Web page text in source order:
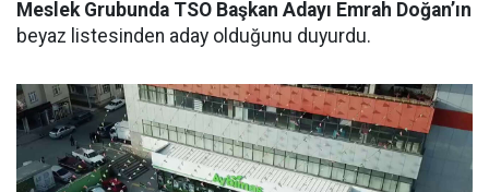
Meslek Grubunda TSO Başkan Adayı Emrah Doğan’ın
beyaz listesinden aday olduğunu duyurdu.